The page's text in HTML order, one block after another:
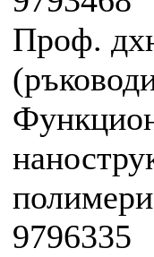
Проф.
9796335